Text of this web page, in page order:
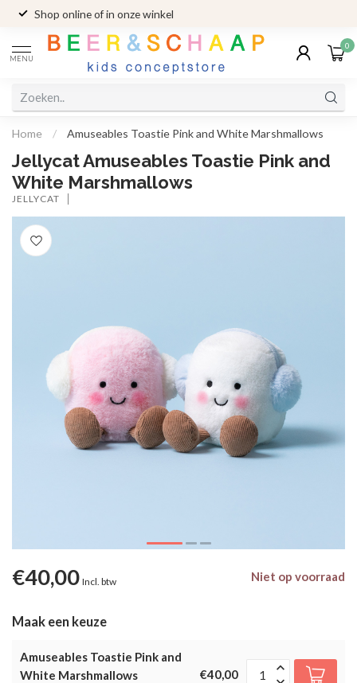
Shop online of in onze winkel
MENU
0
Home / Amuseables Toastie Pink and White Marshmallows
Jellycat Amuseables Toastie Pink and
White Marshmallows
JELLYCAT
€40,00 Incl. btw Niet op voorraad
Maak een keuze
Amuseables Toastie Pink and
White Marshmallows
€40,00